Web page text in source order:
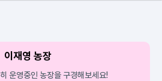
이재영 농장
운영중인 농장을 구경해보세요!